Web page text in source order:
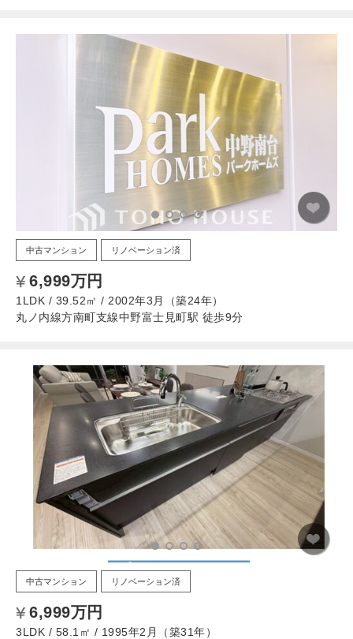
中古マンション リノベーション済
6,999万円
1LDK / 39.52㎡ / 2002年3月（築24年）
丸ノ内線方南町支線中野富士見町駅 徒歩9分
中古マンション リノベーション済
6,999万円
3LDK / 58.1㎡ / 1995年2月（築31年）